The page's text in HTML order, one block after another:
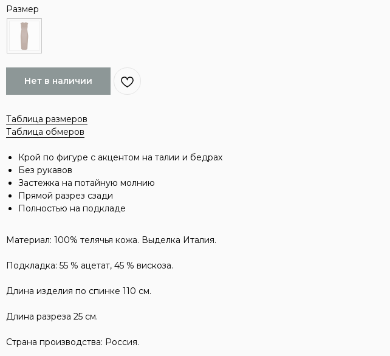
Размер
Нет в наличии
Таблица размеров
Таблица обмеров
Крой по фигуре с акцентом на талии и бедрах
Без рукавов
Застежка на потайную молнию
Прямой разрез сзади
Полностью на подкладе
Материал: 100% телячья кожа. Выделка Италия.
Подкладка: 55 % ацетат, 45 % вискоза.
Длина изделия по спинке 110 см.
Длина разреза 25 см.
Страна производства: Россия.